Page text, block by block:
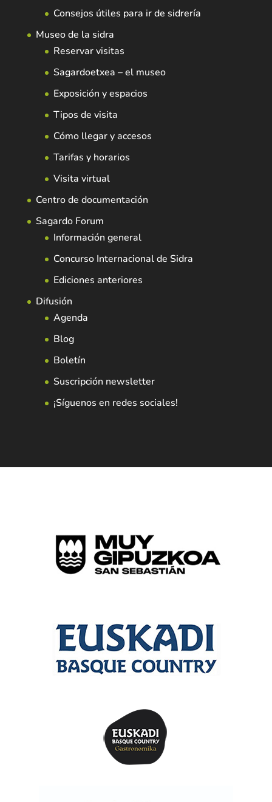
Consejos útiles para ir de sidrería
Museo de la sidra
Reservar visitas
Sagardoetxea – el museo
Exposición y espacios
Tipos de visita
Cómo llegar y accesos
Tarifas y horarios
Visita virtual
Centro de documentación
Sagardo Forum
Información general
Concurso Internacional de Sidra
Ediciones anteriores
Difusión
Agenda
Blog
Boletín
Suscripción newsletter
¡Síguenos en redes sociales!